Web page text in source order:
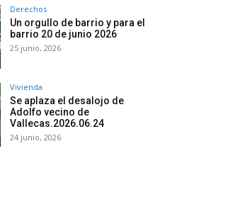
Derechos
Un orgullo de barrio y para el
barrio 20 de junio 2026
25 junio, 2026
Vivienda
Se aplaza el desalojo de
Adolfo vecino de
Vallecas.2026.06.24
24 junio, 2026